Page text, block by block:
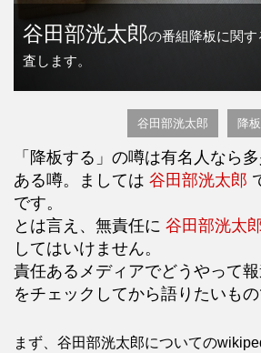
谷田部洸太郎の番組降板に関
査します。
谷田部洸太郎 降板
「降板する」の噂は有名人なら
ある噂。ましては 谷田部洸太郎
です。
とは言え、無責任に 谷田部洸太
してはいけません。
責任あるメディアでどうやって
をチェックしてから語りたいもの
まず、谷田部洸太郎についての